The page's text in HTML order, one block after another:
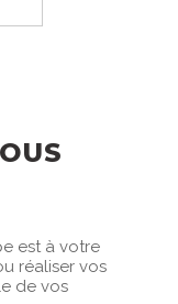
est à votre
réaliser vos
de vos